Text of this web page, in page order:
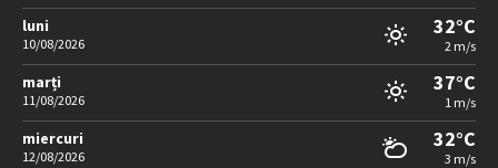
luni
10/08/2026
32°C
2 m/s
marți
11/08/2026
37°C
1 m/s
miercuri
12/08/2026
32°C
3 m/s